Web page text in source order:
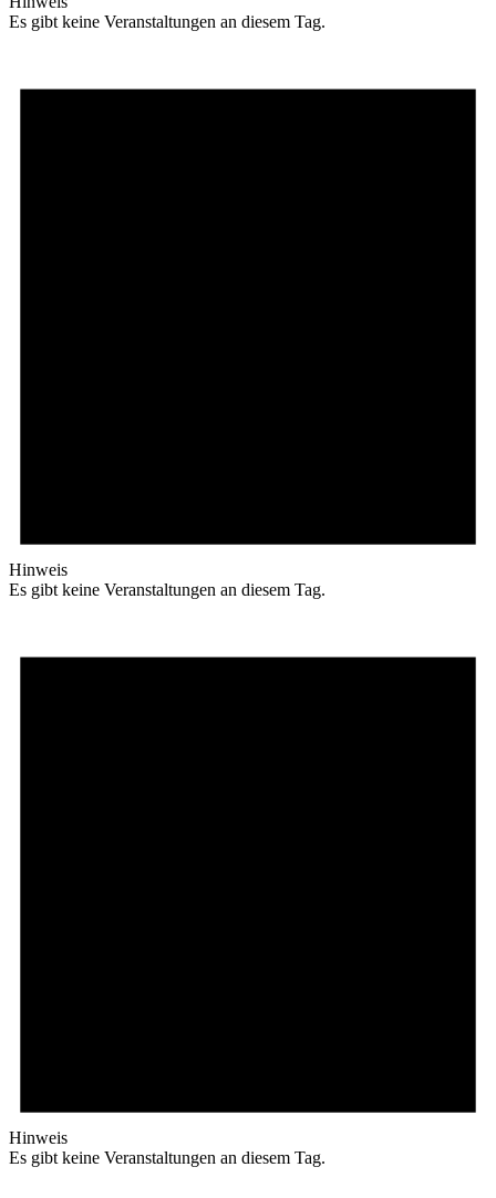
Es gibt keine Veranstaltungen an diesem Tag.
Hinweis
Es gibt keine Veranstaltungen an diesem Tag.
Hinweis
Es gibt keine Veranstaltungen an diesem Tag.